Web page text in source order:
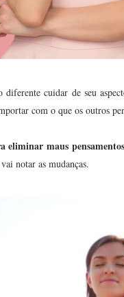
cuidar de seu
com o que os outros
eliminar maus
notar as mudanças.